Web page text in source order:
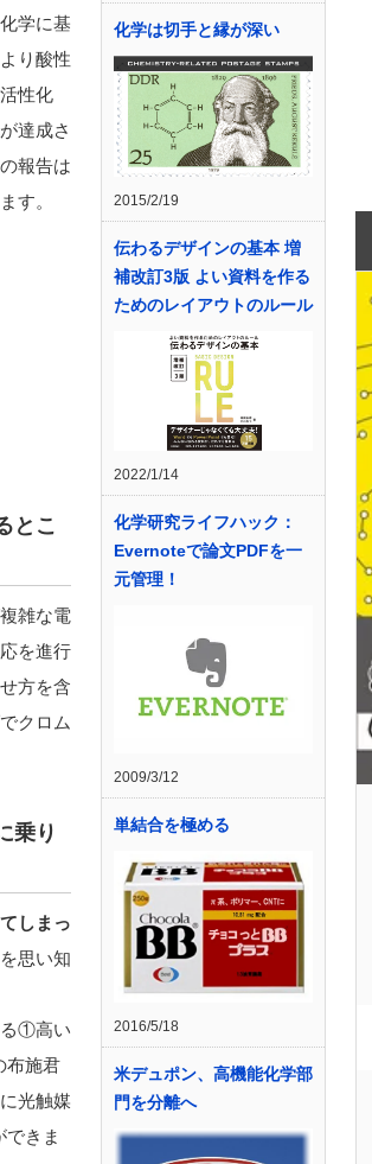
学に基
り酸性
性化
達成さ
報告は
す。
とこ
雑な電
を進行
方を含
クロム
乗り
しまっ
思い知
る①高い
布施君
光触媒
できま
化学は切手と縁が深い
2015/2/19
伝わるデザインの基本 増
補改訂3版 よい資料を作る
ためのレイアウトのルール
2022/1/14
化学研究ライフハック：
Evernoteで論文PDFを一
元管理！
2009/3/12
単結合を極める
2016/5/18
米デュポン、高機能化学部
門を分離へ